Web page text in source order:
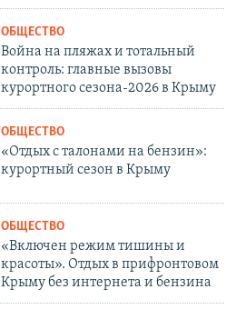
ОБЩЕСТВО
Война на пляжах и тотальный
контроль: главные вызовы
курортного сезона-2026 в Крыму
ОБЩЕСТВО
«Отдых с талонами на бензин»:
курортный сезон в Крыму
ОБЩЕСТВО
«Включен режим тишины и
красоты». Отдых в прифронтовом
Крыму без интернета и бензина